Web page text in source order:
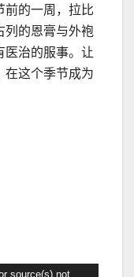
前的一周，拉比
列的恩膏与外袍
医治的服事。让
在这个季节成为
source(s) not